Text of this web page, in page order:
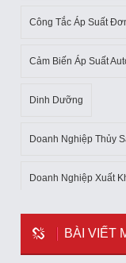
Công Tắc Áp Suất
Cảm Biến Áp Suất
Dinh Dưỡng
Doanh Nghiệp Thủy
Doanh Nghiệp Xuất
Kho Lạnh Kim
Mỹ Ngành
BÀI VIẾT